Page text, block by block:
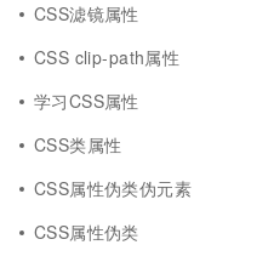
CSS滤镜属性
CSS clip-path属性
学习CSS属性
CSS类属性
CSS属性伪类伪元素
CSS属性伪类